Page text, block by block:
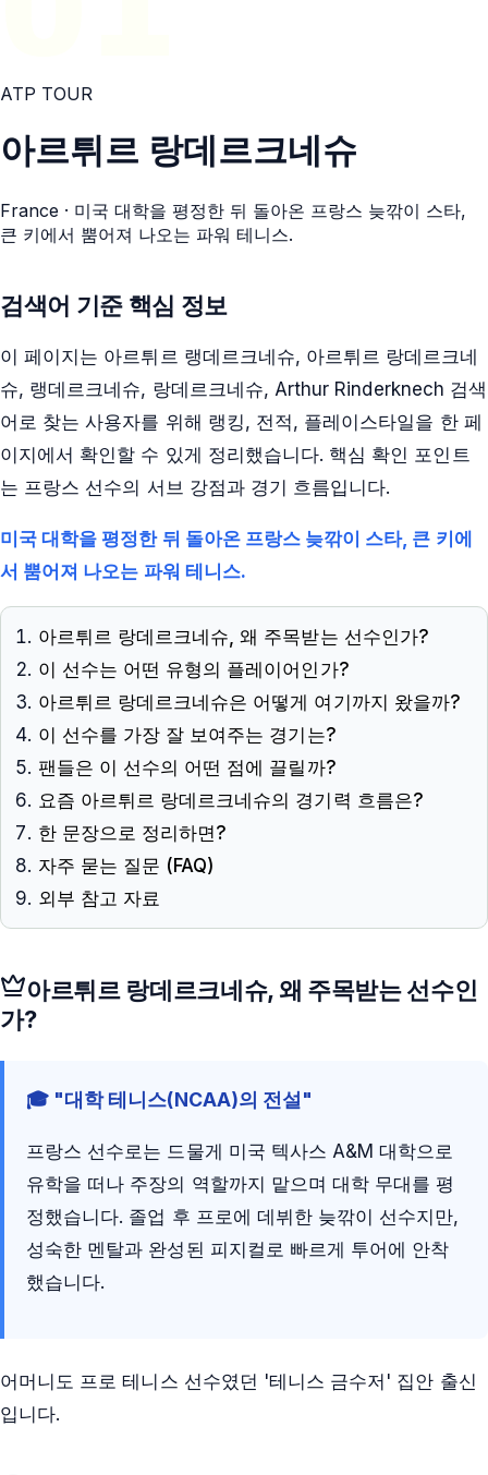
ATP TOUR
아르튀르 랑데르크네슈
France · 미국 대학을 평정한 뒤 돌아온 프랑스 늦깎이 스타,
큰 키에서 뿜어져 나오는 파워 테니스.
검색어 기준 핵심 정보
이 페이지는 아르튀르 랭데르크네슈, 아르튀르 랑데르크네
슈, 랭데르크네슈, 랑데르크네슈, Arthur Rinderknech 검색
어로 찾는 사용자를 위해 랭킹, 전적, 플레이스타일을 한 페
이지에서 확인할 수 있게 정리했습니다. 핵심 확인 포인트
는 프랑스 선수의 서브 강점과 경기 흐름입니다.
미국 대학을 평정한 뒤 돌아온 프랑스 늦깎이 스타, 큰 키에
서 뿜어져 나오는 파워 테니스.
아르튀르 랑데르크네슈, 왜 주목받는 선수인가?
이 선수는 어떤 유형의 플레이어인가?
아르튀르 랑데르크네슈은 어떻게 여기까지 왔을까?
이 선수를 가장 잘 보여주는 경기는?
팬들은 이 선수의 어떤 점에 끌릴까?
요즘 아르튀르 랑데르크네슈의 경기력 흐름은?
한 문장으로 정리하면?
자주 묻는 질문 (FAQ)
외부 참고 자료
아르튀르 랑데르크네슈, 왜 주목받는 선수인
가?
🎓 "대학 테니스(NCAA)의 전설"
프랑스 선수로는 드물게 미국 텍사스 A&M 대학으로
유학을 떠나 주장의 역할까지 맡으며 대학 무대를 평
정했습니다. 졸업 후 프로에 데뷔한 늦깎이 선수지만,
성숙한 멘탈과 완성된 피지컬로 빠르게 투어에 안착
했습니다.
어머니도 프로 테니스 선수였던 '테니스 금수저' 집안 출신
입니다.